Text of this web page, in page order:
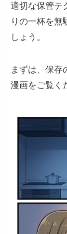
適切な保管テ
りの一杯を無
しょう。
まずは、保存
漫画をご覧く